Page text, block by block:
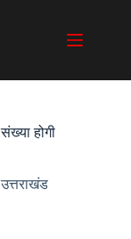
होगी
उत्तराखंड